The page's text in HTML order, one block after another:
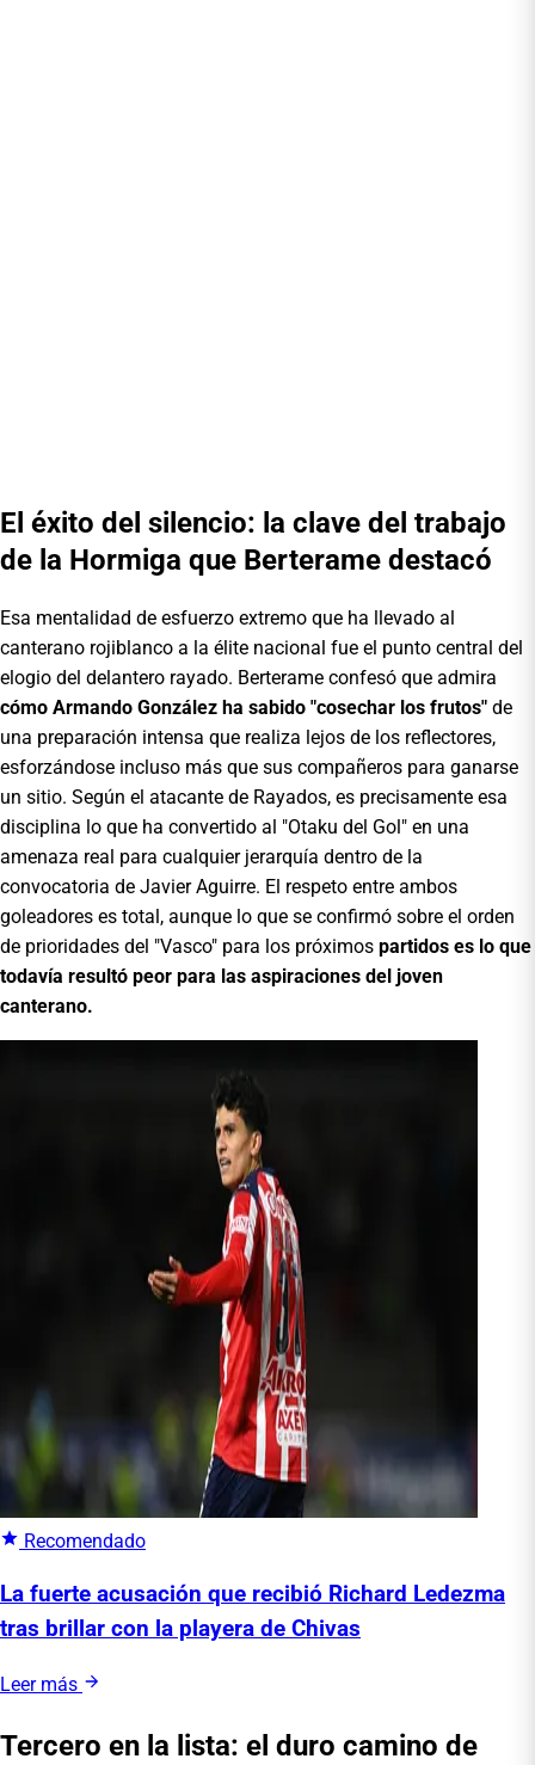
El éxito del silencio: la clave del trabajo
de la Hormiga que Berterame destacó
Esa mentalidad de esfuerzo extremo que ha llevado al
canterano rojiblanco a la élite nacional fue el punto central del
elogio del delantero rayado. Berterame confesó que admira
cómo Armando González ha sabido "cosechar los frutos" de
una preparación intensa que realiza lejos de los reflectores,
esforzándose incluso más que sus compañeros para ganarse
un sitio. Según el atacante de Rayados, es precisamente esa
disciplina lo que ha convertido al "Otaku del Gol" en una
amenaza real para cualquier jerarquía dentro de la
convocatoria de Javier Aguirre. El respeto entre ambos
goleadores es total, aunque lo que se confirmó sobre el orden
de prioridades del "Vasco" para los próximos partidos es lo que
todavía resultó peor para las aspiraciones del joven
canterano.
Recomendado
La fuerte acusación que recibió Richard Ledezma
tras brillar con la playera de Chivas
Leer más
Tercero en la lista: el duro camino de